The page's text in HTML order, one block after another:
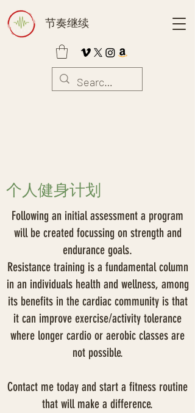
节奏继续
个人健身计划
Following an initial assessment a program
will be created focussing on strength and
endurance goals.
Resistance training is a fundamental column
in an individuals health and wellness, among
its benefits in the cardiac community is that
it can improve exercise/activity tolerance
where longer cardio or aerobic classes are
not possible.
Contact me today and start a fitness routine
that will make a difference.